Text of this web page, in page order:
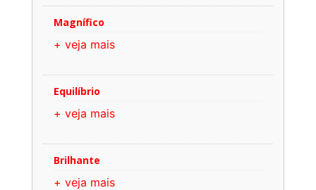
Magnífico
+ veja mais
Equilíbrio
+ veja mais
Brilhante
+ veja mais